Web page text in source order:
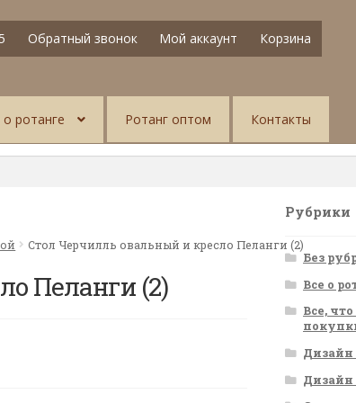
Обратный звонок Мой аккаунт
Корзина
о ротанге Ротанг оптом Контакты
Стол Черчилль овальный и кресло Пеланги (2)
Пеланги (2)
Рубрики
Без
Все о
Все,
Дизайн
Дизайн